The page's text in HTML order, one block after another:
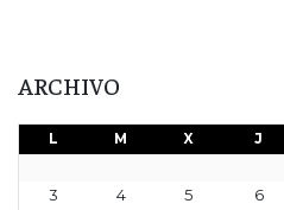
ARCHIVO
L M X J
3
4 5 6